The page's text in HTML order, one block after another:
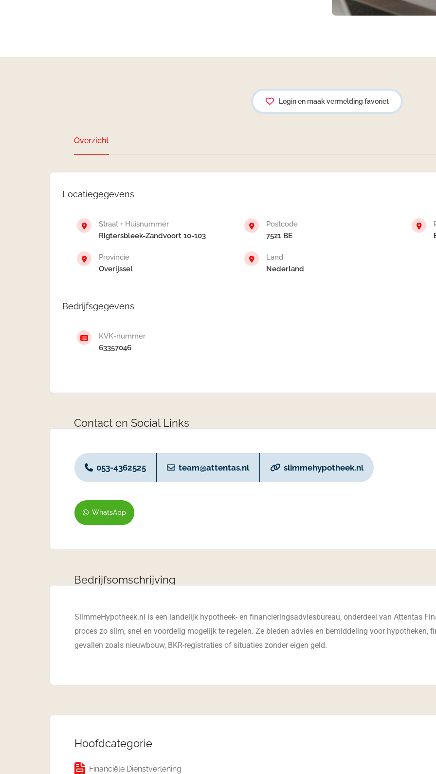
Login en maak vermelding favoriet
Overzicht
Locatiegegevens
Straat + Huisnummer
Rigtersbleek-Zandvoort 10-103
Postcode
7521 BE
Provincie
Overijssel
Land
Nederland
Bedrijfsgegevens
KVK-nummer
63357046
Contact en Social Links
053-4362525 team@attentas.nl slimmehypotheek.nl
WhatsApp
Bedrijfsomschrijving
SlimmeHypotheek.nl is een landelijk hypotheek- en financieringsadviesbureau, onderdeel van Attentas
proces zo slim, snel en voordelig mogelijk te regelen. Ze bieden advies en bemiddeling voor hypotheken,
gevallen zoals nieuwbouw, BKR-registraties of situaties zonder eigen geld.
Hoofdcategorie
Financiële Dienstverlening